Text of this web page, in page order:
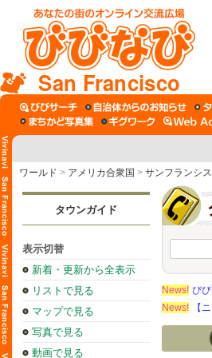
San Francisco
ワールド > アメリカ合衆国 > サンフランシ
タウンガイド
表示切替
新着・更新から全表示
リストで見る
マップで見る
写真で見る
動画で見る
News! び
News!
【